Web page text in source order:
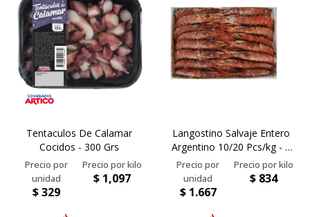
Tentaculos De Calamar
Cocidos - 300 Grs
$329
$ 1,097
Langostino Salvaje Entero
Argentino 10/20 Pcs/kg - 2
Kg
$ 1.667
$ 834